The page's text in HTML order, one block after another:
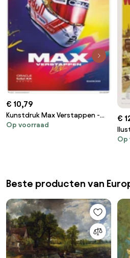
€ 10,79
Kunstdruk Max Verstappen -
Helmet 2023
Op voorraad
€
Op
Beste producten van